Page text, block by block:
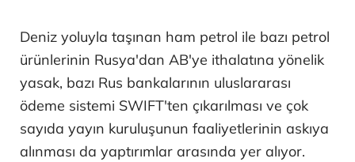
Deniz yoluyla taşınan ham petrol ile bazı petrol
ürünlerinin Rusya'dan AB'ye ithalatına yönelik
yasak, bazı Rus bankalarının uluslararası
ödeme sistemi SWIFT'ten çıkarılması ve çok
sayıda yayın kuruluşunun faaliyetlerinin askıya
alınması da yaptırımlar arasında yer alıyor.